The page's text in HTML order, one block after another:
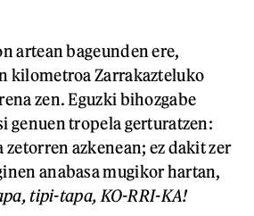
artean bageunden ere,
kilometroa Zarrakazteluko
zen. Eguzki bihozgabe
genuen tropela gerturatzen:
azkenean; ez dakit zer
anabasa mugikor hartan,
tipi-tapa, KO-RRI-KA!